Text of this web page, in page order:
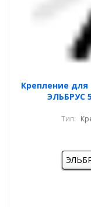
Крепление для
ЭЛЬБРУС
Тип: